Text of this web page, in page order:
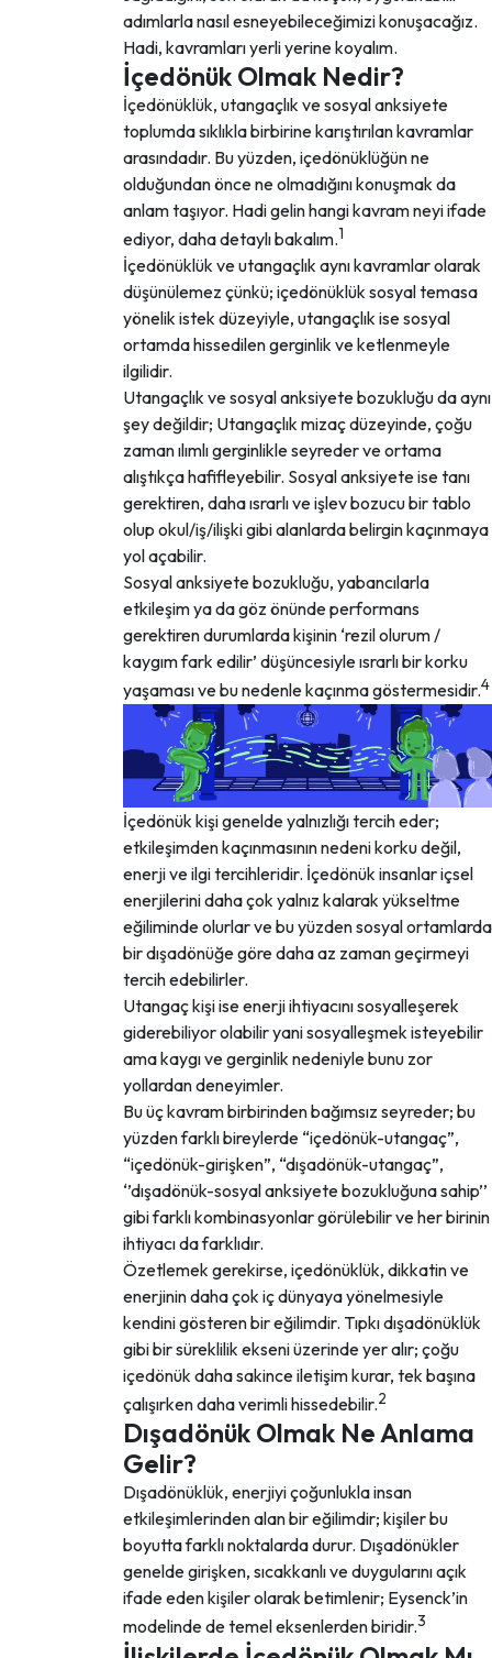
adımlarla nasıl esneyebileceğimizi konuşacağız.
Hadi, kavramları yerli yerine koyalım.
İçedönük Olmak Nedir?
İçedönüklük, utangaçlık ve sosyal anksiyete
toplumda sıklıkla birbirine karıştırılan kavramlar
arasındadır. Bu yüzden, içedönüklüğün ne
olduğundan önce ne olmadığını konuşmak da
anlam taşıyor. Hadi gelin hangi kavram neyi ifade
ediyor, daha detaylı bakalım.1
İçedönüklük ve utangaçlık aynı kavramlar olarak
düşünülemez çünkü; içedönüklük sosyal temasa
yönelik istek düzeyiyle, utangaçlık ise sosyal
ortamda hissedilen gerginlik ve ketlenmeyle
ilgilidir.
Utangaçlık ve sosyal anksiyete bozukluğu da aynı
şey değildir; Utangaçlık mizaç düzeyinde, çoğu
zaman ılımlı gerginlikle seyreder ve ortama
alıştıkça hafifleyebilir. Sosyal anksiyete ise tanı
gerektiren, daha ısrarlı ve işlev bozucu bir tablo
olup okul/iş/ilişki gibi alanlarda belirgin kaçınmaya
yol açabilir.
Sosyal anksiyete bozukluğu, yabancılarla
etkileşim ya da göz önünde performans
gerektiren durumlarda kişinin ‘rezil olurum /
kaygım fark edilir’ düşüncesiyle ısrarlı bir korku
yaşaması ve bu nedenle kaçınma göstermesidir.4
İçedönük kişi genelde yalnızlığı tercih eder;
etkileşimden kaçınmasının nedeni korku değil,
enerji ve ilgi tercihleridir. İçedönük insanlar içsel
enerjilerini daha çok yalnız kalarak yükseltme
eğiliminde olurlar ve bu yüzden sosyal ortamlarda
bir dışadönüğe göre daha az zaman geçirmeyi
tercih edebilirler.
Utangaç kişi ise enerji ihtiyacını sosyalleşerek
giderebiliyor olabilir yani sosyalleşmek isteyebilir
ama kaygı ve gerginlik nedeniyle bunu zor
yollardan deneyimler.
Bu üç kavram birbirinden bağımsız seyreder; bu
yüzden farklı bireylerde “içedönük-utangaç”,
“içedönük-girişken”, “dışadönük-utangaç”,
‘’dışadönük-sosyal anksiyete bozukluğuna sahip’’
gibi farklı kombinasyonlar görülebilir ve her birinin
ihtiyacı da farklıdır.
Özetlemek gerekirse, içedönüklük, dikkatin ve
enerjinin daha çok iç dünyaya yönelmesiyle
kendini gösteren bir eğilimdir. Tıpkı dışadönüklük
gibi bir süreklilik ekseni üzerinde yer alır; çoğu
içedönük daha sakince iletişim kurar, tek başına
çalışırken daha verimli hissedebilir.2
Dışadönük Olmak Ne Anlama
Gelir?
Dışadönüklük, enerjiyi çoğunlukla insan
etkileşimlerinden alan bir eğilimdir; kişiler bu
boyutta farklı noktalarda durur. Dışadönükler
genelde girişken, sıcakkanlı ve duygularını açık
ifade eden kişiler olarak betimlenir; Eysenck’in
modelinde de temel eksenlerden biridir.3